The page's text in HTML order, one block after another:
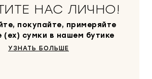
НАС ЛИЧНО!
покупайте, примеряйте
сумки в нашем бутике
УЗНАТЬ БОЛЬШЕ